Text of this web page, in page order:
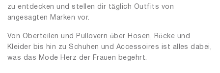
zu entdecken und stellen dir täglich Outfits von
angesagten Marken vor.
Von Oberteilen und Pullovern über Hosen, Röcke und
Kleider bis hin zu Schuhen und Accessoires ist alles dabei,
was das Mode Herz der Frauen begehrt.